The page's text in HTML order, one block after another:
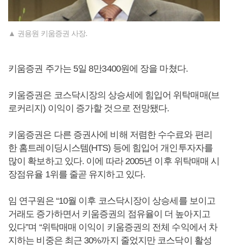
▲ 권용원 키움증권 사장.
키움증권 주가는 5일 8만3400원에 장을 마쳤다.
키움증권은 코스닥시장의 상승세에 힘입어 위탁매매(브
로커리지) 이익이 증가할 것으로 전망됐다.
키움증권은 다른 증권사에 비해 저렴한 수수료와 편리
한 홈트레이딩시스템(HTS) 등에 힘입어 개인투자자를
많이 확보하고 있다. 이에 따라 2005년 이후 위탁매매 시
장점유율 1위를 줄곧 유지하고 있다.
임 연구원은 “10월 이후 코스닥시장이 상승세를 보이고
거래도 증가하면서 키움증권의 점유율이 더 높아지고
있다”며 “위탁매매 이익이 키움증권의 전체 수익에서 차
지하는 비중은 최근 30%까지 줄었지만 코스닥이 활성